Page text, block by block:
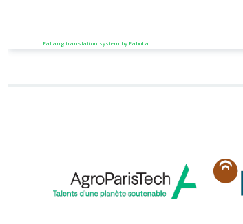
FaLang translation system by Faboba